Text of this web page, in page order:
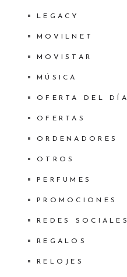
LEGACY
MOVILNET
MOVISTAR
MÚSICA
OFERTA DEL DÍA
OFERTAS
ORDENADORES
OTROS
PERFUMES
PROMOCIONES
REDES SOCIALES
REGALOS
RELOJES